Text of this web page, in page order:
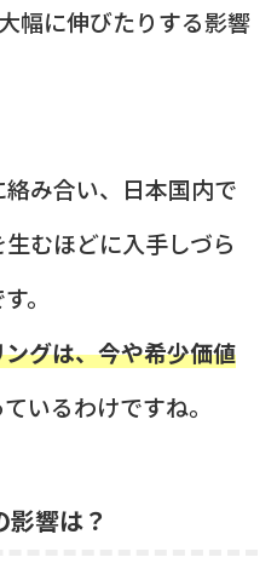
幅に伸びたりする影響
み合い、日本国内で
むほどに入手しづら
。
グは、今や希少価値
いるわけですね。
響は？